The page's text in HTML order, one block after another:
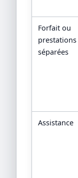
Forfait ou
prestations
séparées
Assistance